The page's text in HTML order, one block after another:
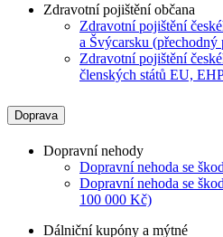
Zdravotní pojištění občana
Zdravotní pojištění
a Švýcarsku (přechodný
Zdravotní pojištění
členských států EU,
Doprava
Dopravní nehody
Dopravní nehoda se
Dopravní nehoda se
100 000 Kč)
Dálniční kupóny a mýtné